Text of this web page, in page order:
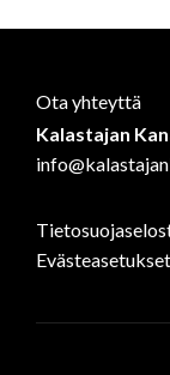
Ota yhteyttä
Kalastajan
Evästeasetukset